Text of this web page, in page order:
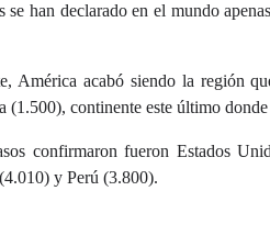
se han declarado en el mundo
América acabó siendo la región
continente este último
confirmaron fueron Estados
y Perú (3.800).